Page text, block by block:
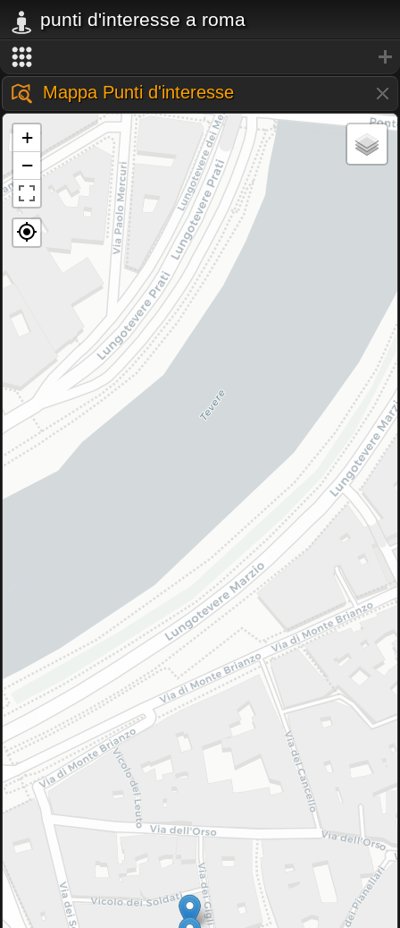
punti d'interesse a roma
Mappa Punti d'interesse
+
−